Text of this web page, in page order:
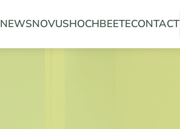
NEWSNOVUSHOCHBEETECONTACT